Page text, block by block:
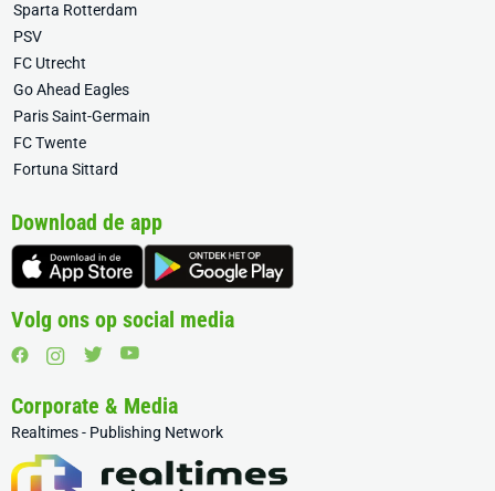
Sparta Rotterdam
PSV
FC Utrecht
Go Ahead Eagles
Paris Saint-Germain
FC Twente
Fortuna Sittard
Download de app
Volg ons op social media
Corporate & Media
Realtimes - Publishing Network